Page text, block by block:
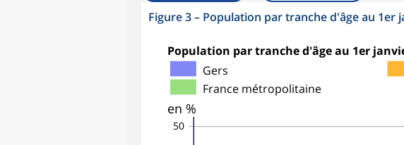
Figure 3– Population par tranche d'âge au 1er
Population par tranche d'âge au 1er
50
en %
Gers
France métropolitaine